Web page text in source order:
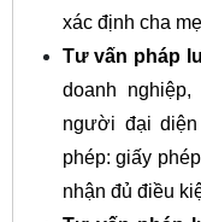
xác định cha
Tư vấn pháp
doanh
người đại
phép: giấy
nhận đủ điều